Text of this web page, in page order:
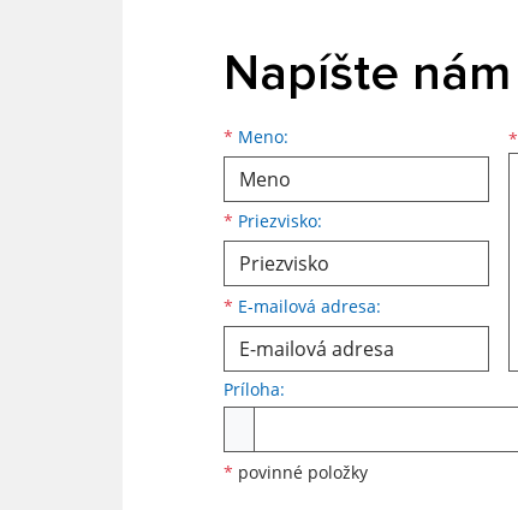
Napíšte nám
* Meno:
Meno
* Priezvisko:
Priezvisko
* E-mailová adresa:
E-mailová adresa *
Príloha:
* povinné položky